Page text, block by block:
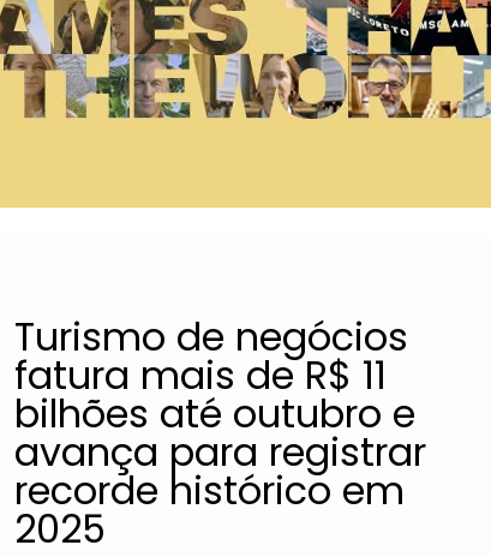
Turismo de negócios
fatura mais de R$ 11
bilhões até outubro e
avança para registrar
recorde histórico em
2025